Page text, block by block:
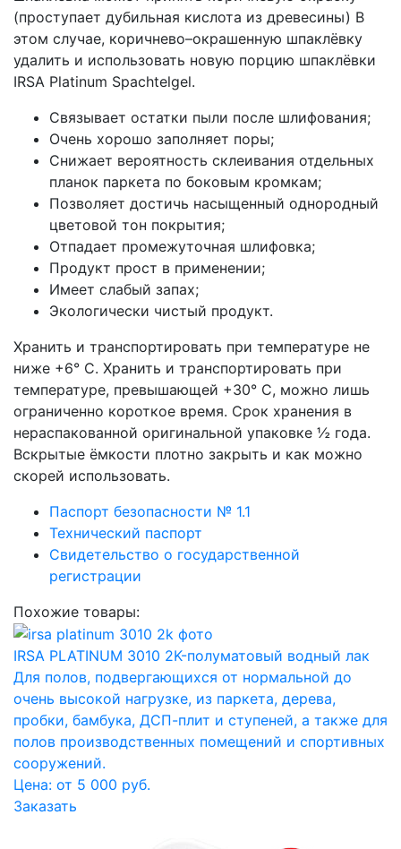
(проступает дубильная кислота из древесины) В
этом случае, коричнево–окрашенную шпаклëвку
удалить и использовать новую порцию шпаклëвки
IRSA Platinum Spachtelgel.
Связывает остатки пыли после шлифования;
Очень хорошо заполняет поры;
Снижает вероятность склеивания отдельных
планок паркета по боковым кромкам;
Позволяет достичь насыщенный однородный
цветовой тон покрытия;
Отпадает промежуточная шлифовка;
Продукт прост в применении;
Имеет слабый запах;
Экологически чистый продукт.
Хранить и транспортировать при температуре не
ниже +6° С. Хранить и транспортировать при
температуре, превышающей +30° C, можно лишь
ограниченно короткое время. Срок хранения в
нераспакованной оригинальной упаковке ½ года.
Вскрытые ёмкости плотно закрыть и как можно
скорей использовать.
Паспорт безопасности № 1.1
Технический паспорт
Свидетельство о государственной
регистрации
Похожие товары:
IRSA PLATINUM 3010 2K-полуматовый водный лак
Для полов, подвергающихся от нормальной до
очень высокой нагрузке, из паркета, дерева,
пробки, бамбука, ДСП-плит и ступеней, а также для
полов производственных помещений и спортивных
сооружений.
Цена: от 5 000 руб.
Заказать